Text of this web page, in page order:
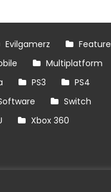
Evilgamerz
Feature
Multiplatform
PS3
PS4
Switch
Xbox 360